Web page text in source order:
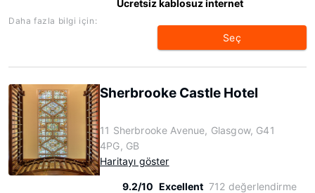
Ücretsiz kablosuz internet
Daha fazla bilgi için:
Seç
Sherbrooke Castle Hotel
11 Sherbrooke Avenue, Glasgow, G41
4PG, GB
Haritayı göster
9.2/10 Excellent 712 değerlendirme